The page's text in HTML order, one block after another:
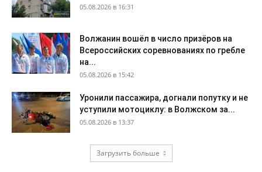
05.08.2026 в 16:31
Волжанин вошёл в число призёров на
Всероссийских соревнованиях по гребле
на...
05.08.2026 в 15:42
Уронили пассажира, догнали попутку и не
уступили мотоциклу: в Волжском за...
05.08.2026 в 13:37
Загрузить больше